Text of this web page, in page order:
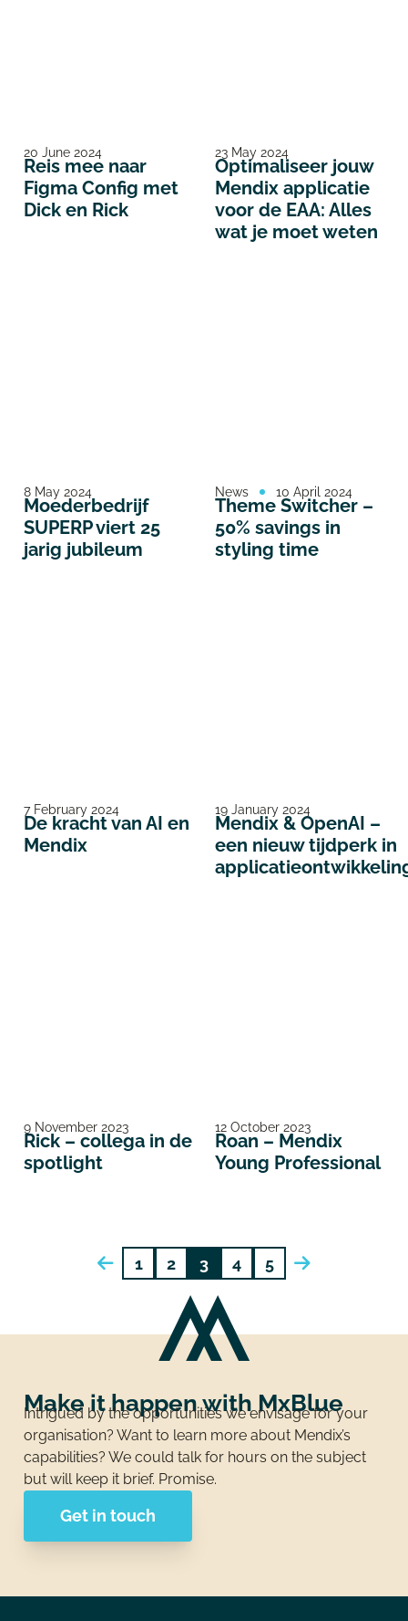
20 June 2024
Reis mee naar
Figma Config met
Dick en Rick
23 May 2024
Optimaliseer jouw
Mendix applicatie
voor de EAA: Alles
wat je moet weten
8 May 2024
Moederbedrijf
SUPERP viert 25
jarig jubileum
News 10 April 2024
Theme Switcher –
50% savings in
styling time
7 February 2024
De kracht van AI en
Mendix
19 January 2024
Mendix & OpenAI –
een nieuw tijdperk in
9 November 2023
Rick – collega in de
spotlight
12 October 2023
Roan – Mendix
Young Professional
Posts
pagination
1 2 3 4 5
Make it happen with MxBlue
Intrigued by the opportunities we envisage for your
organisation? Want to learn more about Mendix’s
capabilities? We could talk for hours on the subject
but will keep it brief. Promise.
Get in touch